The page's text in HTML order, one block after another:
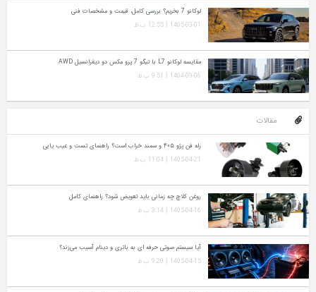
لوکانو 7 بخریم؟ بررسی کامل، قیمت و مشخصات فنی
1405-03-01 | 12:55 ب.ظ
مقایسه لوکانو L7 با تیگو 7 پرو مکس دو دیفرانسیل AWD
1404-09-06 | 9:51 ب.ظ
مقالات
رله فن پژو ۴۰۵ و سمند خراب است؟ راهنمای تست و عیب‌ یابی
1405-04-21 | 11:04 ب.ظ
روغن کلاچ چه زمانی باید تعویض شود؟ راهنمای کامل
1405-04-16 | 3:14 ب.ظ
آیا سیستم صوتی حرفه‌ ای به باتری و دینام آسیب می‌زند؟
1405-04-15 | 9:20 ب.ظ